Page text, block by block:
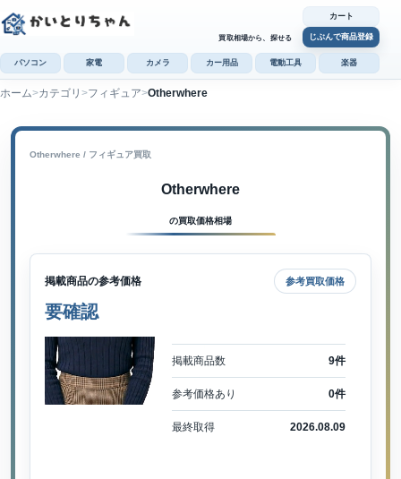
買取相場から、探せる
カート
じぶんで商品登録
パソコン 家電 カメラ カー用品 電動工具 楽器
ホーム カテゴリ フィギュア Otherwhere
Otherwhere / フィギュア買取
Otherwhere
の買取価格相場
掲載商品の参考価格 参考買取価格
要確認
掲載商品数 9件
参考価格あり 0件
最終取得 2026.08.09